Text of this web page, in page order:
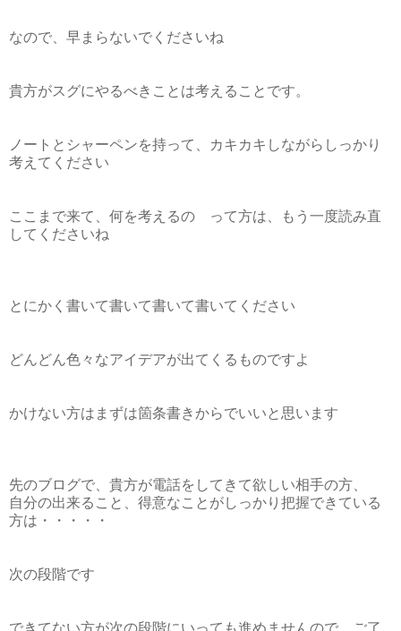
なので、早まらないでくださいね
貴方がスグにやるべきことは考えることです。
ノートとシャーペンを持って、カキカキしながらしっかり
考えてください
ここまで来て、何を考えるの って方は、もう一度読み直
してくださいね
とにかく書いて書いて書いて書いてください
どんどん色々なアイデアが出てくるものですよ
かけない方はまずは箇条書きからでいいと思います
先のブログで、貴方が電話をしてきて欲しい相手の方、
自分の出来ること、得意なことがしっかり把握できている
方は・・・・・
次の段階です
できてない方が次の段階にいっても進めませんので、ご了